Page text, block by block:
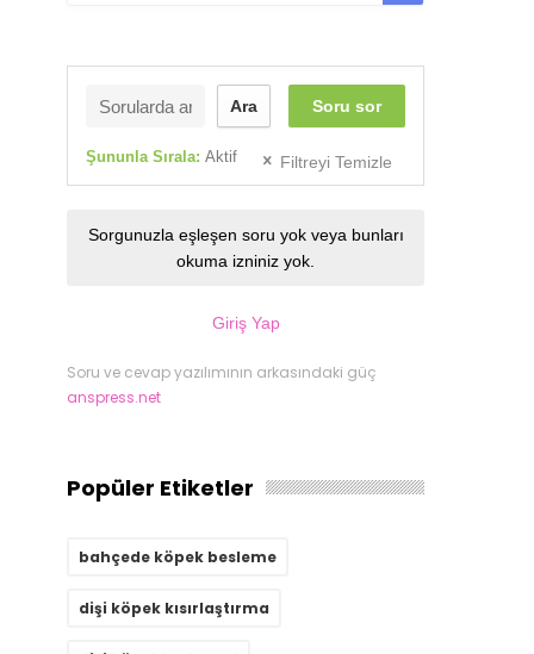
Soru sor
Ara
Şununla Sırala: Aktif Filtreyi Temizle
Sorgunuzla eşleşen soru yok veya bunları
okuma izniniz yok.
Giriş Yap
Soru ve cevap yazılımının arkasındaki güç
anspress.net
Popüler Etiketler
bahçede köpek besleme
dişi köpek kısırlaştırma